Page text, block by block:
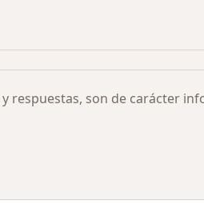
respuestas, son de carácter